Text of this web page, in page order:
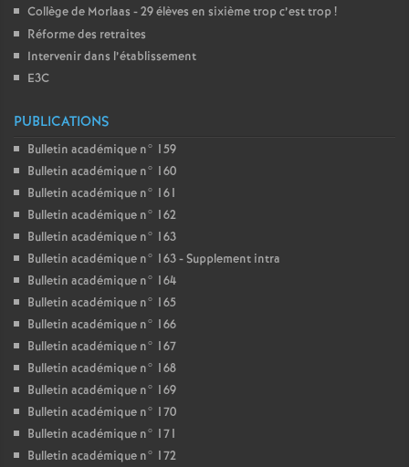
Collège de Morlaas - 29 élèves en sixième trop c’est trop!
Réforme des retraites
Intervenir dans l’établissement
E3C
PUBLICATIONS
Bulletin académique n° 159
Bulletin académique n° 160
Bulletin académique n° 161
Bulletin académique n° 162
Bulletin académique n° 163
Bulletin académique n° 163 - Supplement intra
Bulletin académique n° 164
Bulletin académique n° 165
Bulletin académique n° 166
Bulletin académique n° 167
Bulletin académique n° 168
Bulletin académique n° 169
Bulletin académique n° 170
Bulletin académique n° 171
Bulletin académique n° 172